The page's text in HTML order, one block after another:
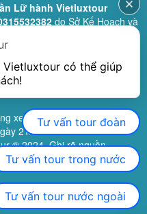
Lữ hành Vietluxtour
do Sở Kế Hoạch và
02/2019 (sửa đổi bổ sung
tế:79-1111/2019/TCDL-GP
Du lịch quốc gia Việt Nam)
bổ sung lần 3 ngày
xe ô tô:11924do Sở Giao
21/02/2023.
® 2024. Ghi rõ nguồn
Vietluxtour có thể giúp
Tư vấn tour đoàn
Tư vấn tour trong nước
Tư vấn tour nước ngoài